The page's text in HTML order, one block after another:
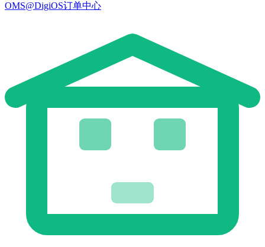
OMS@DigiOS订单中心